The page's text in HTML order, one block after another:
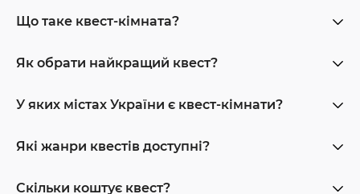
Що таке квест-кімната?
Як обрати найкращий квест?
У яких містах України є квест-кімнати?
Які жанри квестів доступні?
Скільки коштує квест?